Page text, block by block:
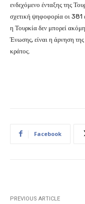
ενδεχόμενο ένταξης της
σχετική ψηφοφορία οι 381
η Τουρκία δεν μπορεί
Ένωσης, είναι η άρνηση της
κράτος.
Facebook
PREVIOUS ARTICLE